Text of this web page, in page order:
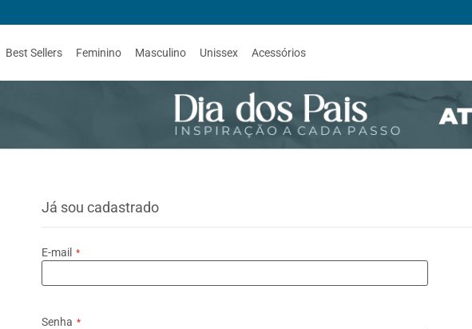
Best Sellers Feminino Masculino Unissex Acessórios
Já sou cadastrado
E-mail
Senha